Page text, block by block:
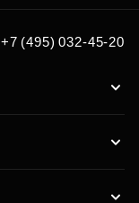
+7 (495) 032-45-20